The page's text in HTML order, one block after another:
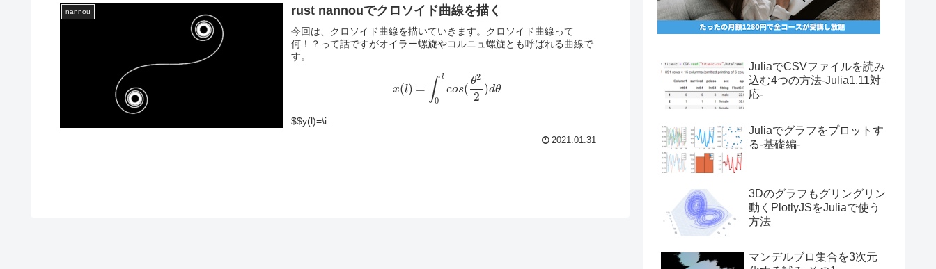
nannou rust nannouでクロソイド曲線を描く
今回は、クロソイド曲線を描いていきます。クロソイド曲線って
何！？って話ですがオイラー螺旋やコルニュ螺旋とも呼ばれる曲線で
す。
x(l) = ∫ l
0
cos(
θ2
2
)dθ
$$y(l)=\i...
2021.01.31
JuliaでCSVファイルを読み
込む4つの方法-Julia1.11対
応-
Juliaでグラフをプロットす
る-基礎編-
3Dのグラフもグリングリン
動くPlotlyJSをJuliaで使う
方法
マンデルブロ集合を3次元